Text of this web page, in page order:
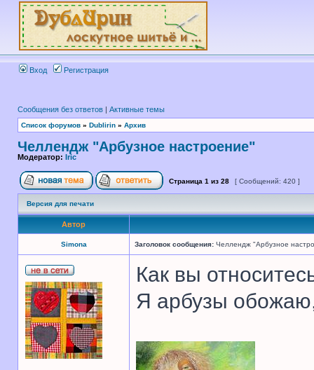
Вход Регистрация
Сообщения без ответов | Активные темы
Список форумов » Dublirin » Архив
Челлендж "Арбузное настроение"
Модератор: Iric
Страница 1 из 28 [ Сообщений: 420 ]
Версия для печати
Автор
Simona Заголовок сообщения: Челлендж "Арбузное
Как вы
Я арбузы